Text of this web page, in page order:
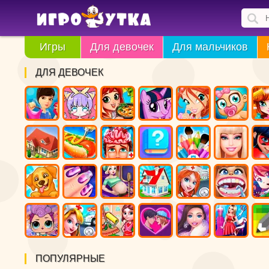
Игры Для девочек Для мальчиков
ДЛЯ ДЕВОЧЕК
ПОПУЛЯРНЫЕ